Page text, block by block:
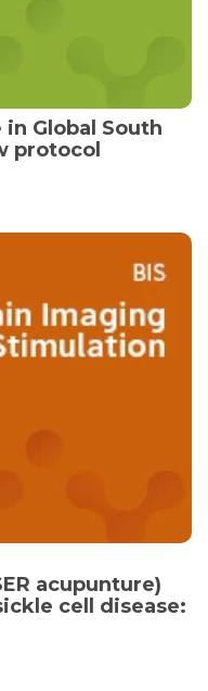
Global South
protocol
acupunture)
cell disease: